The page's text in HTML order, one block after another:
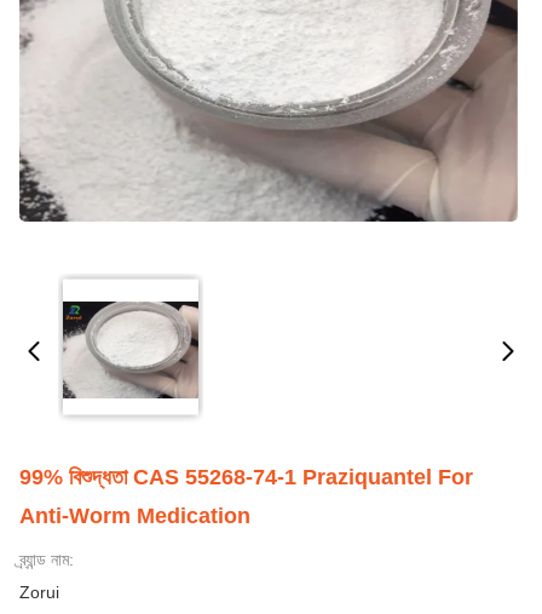
99% বিশুদ্ধতা CAS 55268-74-1 Praziquantel For
Anti-Worm Medication
ব্র্যান্ড নাম:
Zorui